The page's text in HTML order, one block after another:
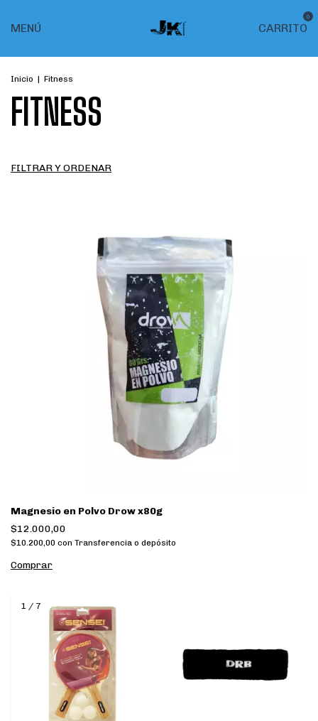
MENÚ CARRITO
0
Inicio | Fitness
FITNESS
FILTRAR Y ORDENAR
Magnesio en Polvo Drow x80g
$12.000,00
$10.200,00 con Transferencia o depósito
1 / 7